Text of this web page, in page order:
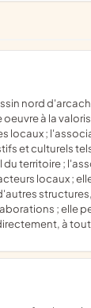
à la
;
et culturels
territoire ;
locaux ;
;
à